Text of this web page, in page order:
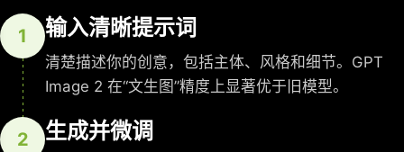
1 输入清晰提示词
清楚描述你的创意，包括主体、风格和细节。GPT
Image 2 在“文生图”精度上显著优于旧模型。
2 生成并微调